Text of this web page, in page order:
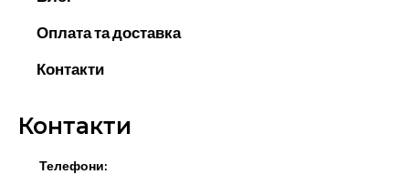
Оплата та доставка
Контакти
Контакти
Телефони: